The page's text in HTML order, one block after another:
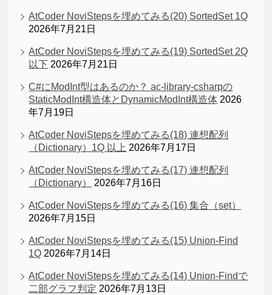
AtCoder NoviStepsを埋めてみる(20) SortedSet 1Q
2026年7月21日
AtCoder NoviStepsを埋めてみる(19) SortedSet 2Q
以下 2026年7月21日
C#にModInt型はあるのか？ ac-library-csharpの
StaticModInt構造体とDynamicModInt構造体 2026
年7月19日
AtCoder NoviStepsを埋めてみる(18) 連想配列
（Dictionary）1Q 以上 2026年7月17日
AtCoder NoviStepsを埋めてみる(17) 連想配列
（Dictionary）
2026年7月16日
AtCoder NoviStepsを埋めてみる(16) 集合（set）
2026年7月15日
AtCoder NoviStepsを埋めてみる(15) Union-Find
1Q 2026年7月14日
AtCoder NoviStepsを埋めてみる(14) Union-Findで
二部グラフ判定 2026年7月13日